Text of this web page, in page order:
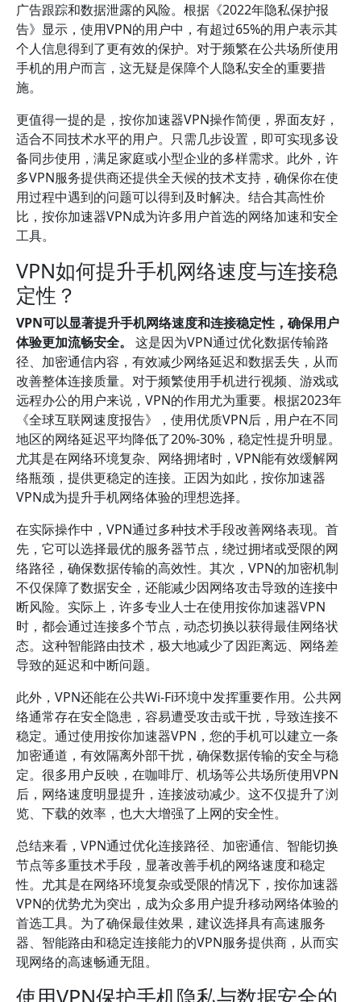
广告跟踪和数据泄露的风险。根据《2022年隐私保护报
告》显示，使用VPN的用户中，有超过65%的用户表示其
个人信息得到了更有效的保护。对于频繁在公共场所使用
手机的用户而言，这无疑是保障个人隐私安全的重要措
施。
更值得一提的是，按你加速器VPN操作简便，界面友好，
适合不同技术水平的用户。只需几步设置，即可实现多设
备同步使用，满足家庭或小型企业的多样需求。此外，许
多VPN服务提供商还提供全天候的技术支持，确保你在使
用过程中遇到的问题可以得到及时解决。结合其高性价
比，按你加速器VPN成为许多用户首选的网络加速和安全
工具。
VPN如何提升手机网络速度与连接稳
定性？
VPN可以显著提升手机网络速度和连接稳定性，确保用户
体验更加流畅安全。
这是因为VPN通过优化数据传输路
径、加密通信内容，有效减少网络延迟和数据丢失，从而
改善整体连接质量。对于频繁使用手机进行视频、游戏或
远程办公的用户来说，VPN的作用尤为重要。根据2023年
《全球互联网速度报告》，使用优质VPN后，用户在不同
地区的网络延迟平均降低了20%-30%，稳定性提升明显。
尤其是在网络环境复杂、网络拥堵时，VPN能有效缓解网
络瓶颈，提供更稳定的连接。正因为如此，按你加速器
VPN成为提升手机网络体验的理想选择。
在实际操作中，VPN通过多种技术手段改善网络表现。首
先，它可以选择最优的服务器节点，绕过拥堵或受限的网
络路径，确保数据传输的高效性。其次，VPN的加密机制
不仅保障了数据安全，还能减少因网络攻击导致的连接中
断风险。实际上，许多专业人士在使用按你加速器VPN
时，都会通过连接多个节点，动态切换以获得最佳网络状
态。这种智能路由技术，极大地减少了因距离远、网络差
导致的延迟和中断问题。
此外，VPN还能在公共Wi-Fi环境中发挥重要作用。公共网
络通常存在安全隐患，容易遭受攻击或干扰，导致连接不
稳定。通过使用按你加速器VPN，您的手机可以建立一条
加密通道，有效隔离外部干扰，确保数据传输的安全与稳
定。很多用户反映，在咖啡厅、机场等公共场所使用VPN
后，网络速度明显提升，连接波动减少。这不仅提升了浏
览、下载的效率，也大大增强了上网的安全性。
总结来看，VPN通过优化连接路径、加密通信、智能切换
节点等多重技术手段，显著改善手机的网络速度和稳定
性。尤其是在网络环境复杂或受限的情况下，按你加速器
VPN的优势尤为突出，成为众多用户提升移动网络体验的
首选工具。为了确保最佳效果，建议选择具有高速服务
器、智能路由和稳定连接能力的VPN服务提供商，从而实
现网络的高速畅通无阻。
使用VPN保护手机隐私与数据安全的